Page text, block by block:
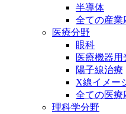
半導体
全ての産業
医療分野
眼科
医療機器
陽子線治療
X線イメー
全ての医療
理科学分野